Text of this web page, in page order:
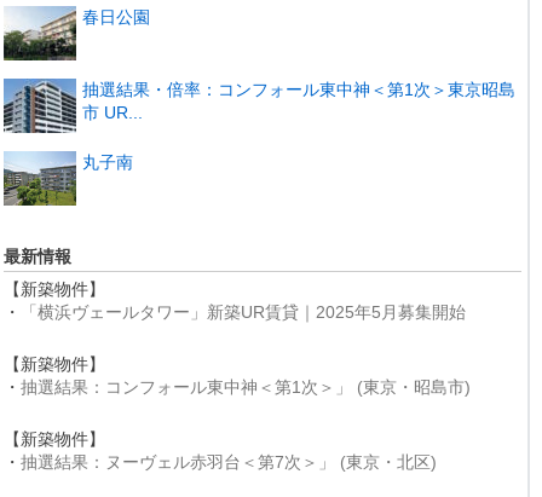
春日公園
抽選結果・倍率：コンフォール東中神＜第1次＞東京昭島
市 UR...
丸子南
最新情報
【新築物件】
・
「横浜ヴェールタワー」新築UR賃貸｜2025年5月募集開始
【新築物件】
・ 抽選結果：コンフォール東中神＜第1次＞」 (東京・昭島市)
【新築物件】
・ 抽選結果：ヌーヴェル赤羽台＜第7次＞」 (東京・北区)